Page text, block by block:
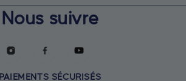
Nous suivre
PAIEMENTS SÉCURISÉS